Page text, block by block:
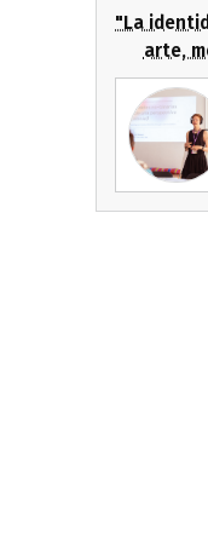
"La
arte,